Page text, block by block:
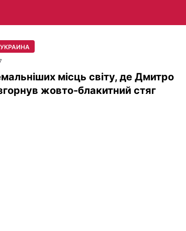
місць світу, де Дмитро
жовто-блакитний стяг